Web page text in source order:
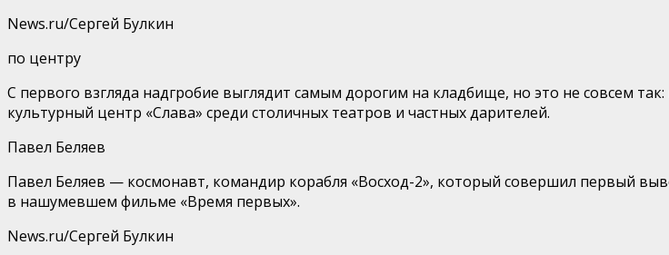
News.ru/Сергей Булкин
по центру
С первого взгляда надгробие выглядит самым дорогим на кладбище, но это не совсем
культурный центр «Слава» среди столичных театров и частных дарителей.
Павел Беляев
Павел Беляев — космонавт, командир корабля «Восход-2», который совершил первый
в нашумевшем фильме «Время первых».
News.ru/Сергей Булкин